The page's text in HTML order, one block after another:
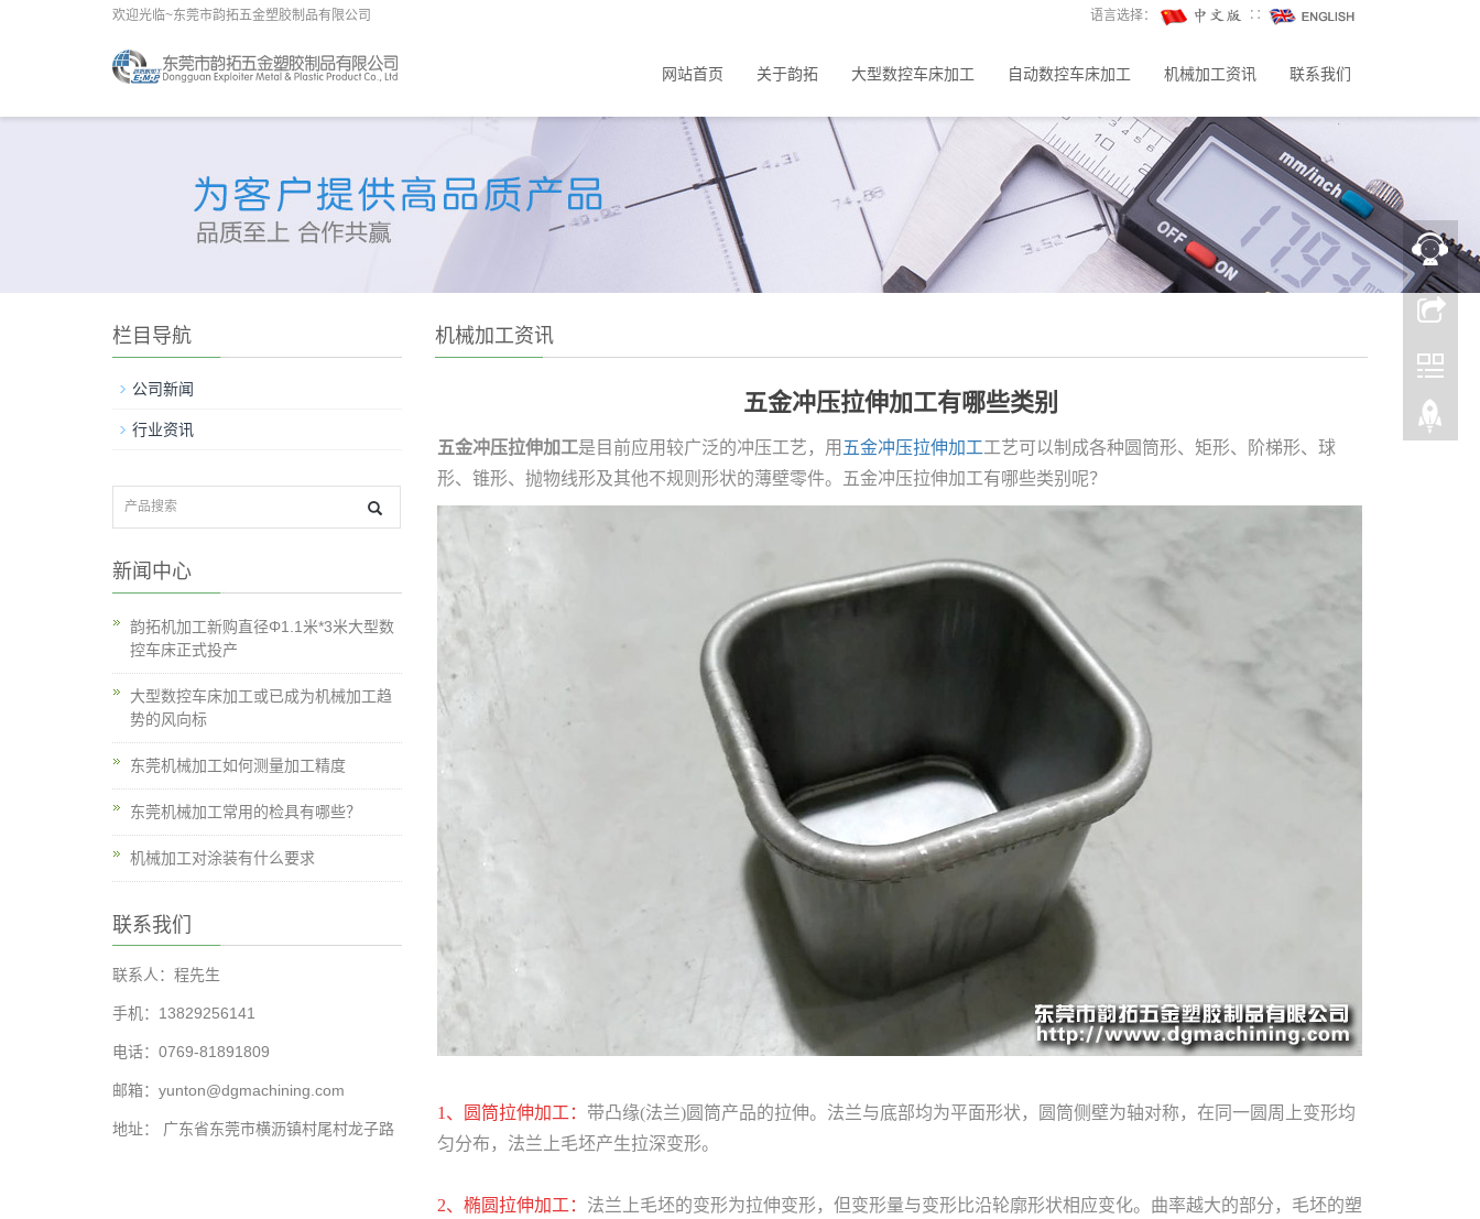
欢迎光临~东莞市韵拓五金塑胶制品有限公司 语言选择： ∷
网站首页 关于韵拓 大型数控车床加工 自动数控车床加工 机械加工资讯 联系我们
机械加工资讯
五金冲压拉伸加工有哪些类别
五金冲压拉伸加工是目前应用较广泛的冲压工艺，用 五金冲压拉伸加工工艺可以制成各种圆筒形、矩形、阶梯形、球
形、锥形、抛物线形及其他不规则形状的薄壁零件。五金冲压拉伸加工有哪些类别呢？
1、圆筒拉伸加工： 带凸缘(法兰)圆筒产品的拉伸。法兰与底部均为平面形状，圆筒侧壁为轴对称，在同一圆周上变形均
匀分布，法兰上毛坯产生拉深变形。
2、椭圆拉伸加工： 法兰上毛坯的变形为拉伸变形，但变形量与变形比沿轮廓形状相应变化。曲率越大的部分，毛坯的塑
栏目导航
公司新闻
行业资讯
新闻中心
韵拓机加工新购直径Φ1.1米*3米大型数
控车床正式投产
大型数控车床加工或已成为机械加工趋
势的风向标
东莞机械加工如何测量加工精度
东莞机械加工常用的检具有哪些？
机械加工对涂装有什么要求
联系我们
联系人：程先生
手机：13829256141
电话：0769-81891809
邮箱：yunton@dgmachining.com
地址： 广东省东莞市横沥镇村尾村龙子路